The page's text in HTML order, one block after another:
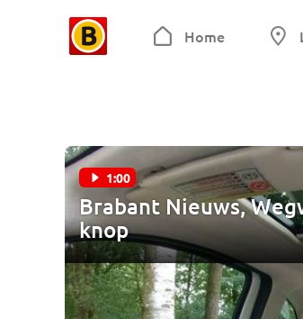
Home
1:00
Brabant Nieuws,
knop